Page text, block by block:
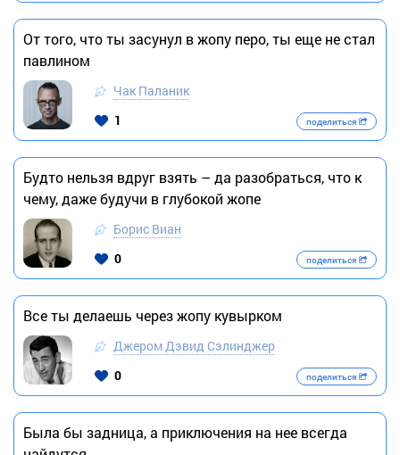
От того, что ты засунул в жопу перо, ты еще не стал
павлином
Чак Паланик
1
поделиться
Будто нельзя вдруг взять – да разобраться, что к
чему, даже будучи в глубокой жопе
Борис Виан
0
поделиться
Все ты делаешь через жопу кувырком
Джером Дэвид Сэлинджер
0
поделиться
Была бы задница, а приключения на нее всегда